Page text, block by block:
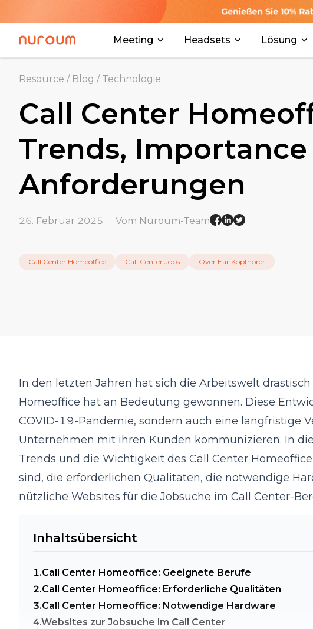
Meeting Headsets Lösung
Resource / Blog / Technologie
Call Center
Trends,
Anforderungen
26. Februar 2025 Vom Nuroum-Team
Call Center Homeoffice Call Center Jobs Over Ear Kopfhörer
In den letzten Jahren hat sich die Arbeitswelt
Homeoffice hat an Bedeutung gewonnen. Diese
COVID-19-Pandemie, sondern auch eine langfristige
Unternehmen mit ihren Kunden kommunizieren. In
Trends und die Wichtigkeit des Call Center
sind, die erforderlichen Qualitäten, die notwendige
nützliche Websites für die Jobsuche im Call Center-
Inhaltsübersicht
1.Call Center Homeoffice: Geeignete Berufe
2.Call Center Homeoffice: Erforderliche Qualitäten
3.Call Center Homeoffice: Notwendige Hardware
4.Websites zur Jobsuche im Call Center